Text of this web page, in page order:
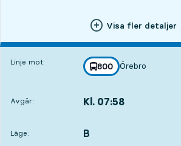
Visa fler detaljer
Linje mot: linje
800
mot
Örebro
,
Avgår: Kl. 07:58
Läge:
LÄGE, B
,